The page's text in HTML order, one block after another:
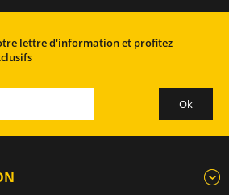
lettre d'information et profitez